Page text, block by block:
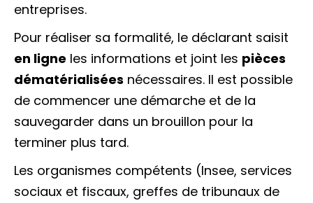
entreprises.
Pour réaliser sa formalité, le déclarant saisit
en ligne les informations et joint les pièces
dématérialisées nécessaires. Il est possible
de commencer une démarche et de la
sauvegarder dans un brouillon pour la
terminer plus tard.
Les organismes compétents (Insee, services
sociaux et fiscaux, greffes de tribunaux de